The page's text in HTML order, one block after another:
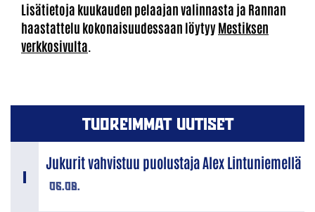
Lisätietoja kuukauden pelaajan valinnasta ja Rannan
haastattelu kokonaisuudessaan löytyyMestiksen
verkkosivulta.
TUOREIMMAT UUTISET
06.08.
Jukurit vahvistuu puolustaja Alex Lintuniemellä